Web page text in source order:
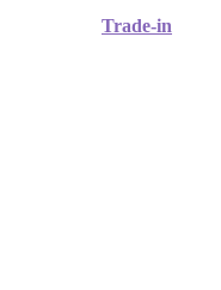
Trade-in